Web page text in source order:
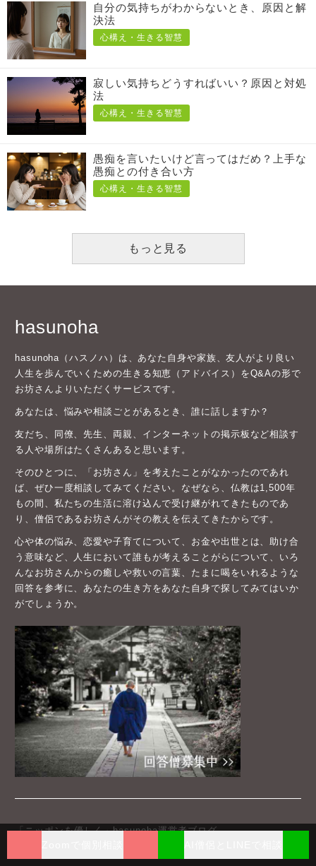
自分の気持ちがわからないとき、原因と解
決法
心構え・生きる智慧
寂しい気持ちどうすればいい？原因と対処
法
心構え・生きる智慧
愚痴を言いたいけど言ってはだめ？上手な
愚痴との付き合い方
心構え・生きる智慧
もっと見る
hasunoha
hasunoha（ハスノハ）は、あなた自身や家族、友人がより良い
人生を歩んでいくための生きる知恵（アドバイス）をQ&Aの形で
お坊さんよりいただくサービスです。
あなたは、悩みや相談ごとがあるとき、誰に話しますか？
友だち、同僚、先生、両親、インターネットの掲示板など相談す
る人や場所はたくさんあると思います。
そのひとつに、「お坊さん」を考えたことがなかったのであれ
ば、ぜひ一度相談してみてください。なぜなら、仏教は1,500年
もの間、私たちの生活に溶け込んで受け継がれてきたものであ
り、僧侶であるお坊さんがその教えを伝えてきたからです。
心や体の悩み、恋愛や子育てについて、お金や出世とは、助け合
う意味など、人生において誰もが考えることがらについて、いろ
んなお坊さんからの癒しや救いの言葉、たまに喝をいれるような
回答を参考に、あなたの生き方をあなた自身で探してみてはいか
がでしょうか。
「ニッポンを優しく」hasunoha運営者ブログ